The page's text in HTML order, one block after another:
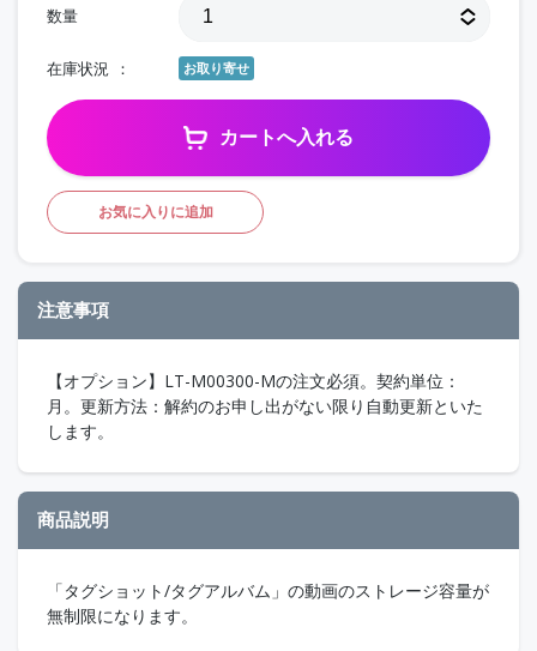
数量
在庫状況 お取り寄せ
カートへ入れる
お気に入りに追加
注意事項
【オプション】LT-M00300-Mの注文必須。契約単位：
月。更新方法：解約のお申し出がない限り自動更新といた
します。
商品説明
「タグショット/タグアルバム」の動画のストレージ容量が
無制限になります。